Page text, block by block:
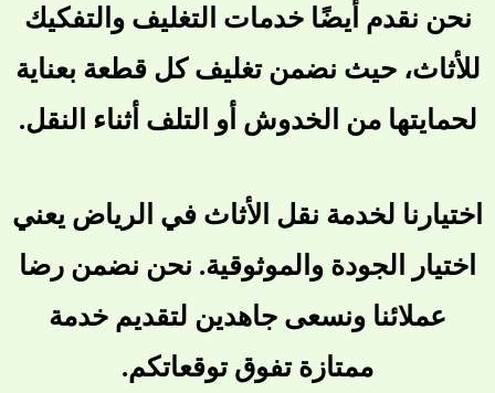
نحن نقدم أيضًا خدمات التغليف والتفكيك
للأثاث، حيث نضمن تغليف كل قطعة بعناية
لحمايتها من الخدوش أو التلف أثناء النقل.
اختيارنا لخدمة نقل الأثاث في الرياض يعني
اختيار الجودة والموثوقية. نحن نضمن رضا
عملائنا ونسعى جاهدين لتقديم خدمة
ممتازة تفوق توقعاتكم.